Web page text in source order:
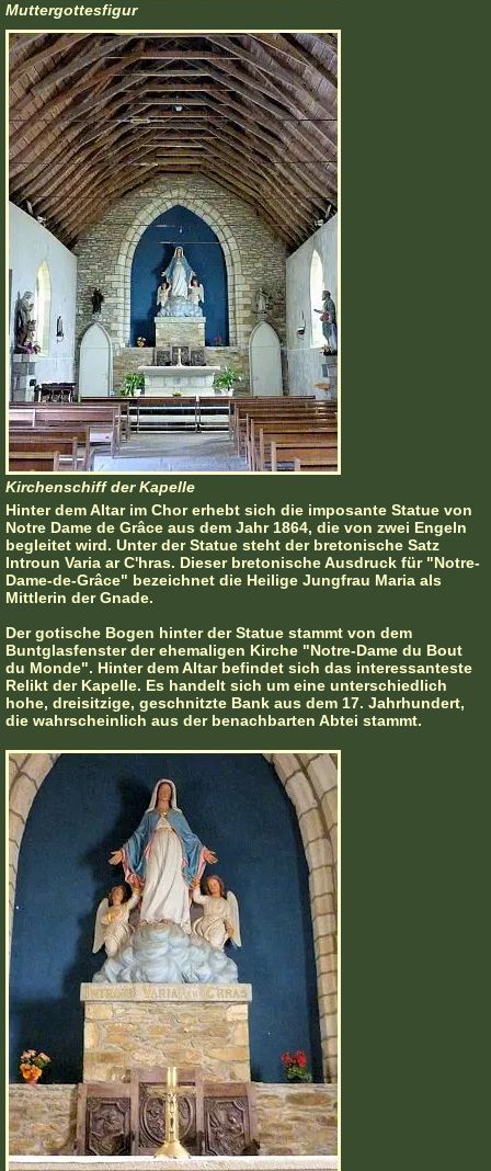
Muttergottesfigur
Kirchenschiff der Kapelle
Hinter dem Altar im Chor erhebt sich die imposante Statue von
Notre Dame de Grâce aus dem Jahr 1864, die von zwei Engeln
begleitet wird. Unter der Statue steht der bretonische Satz
Introun Varia ar C'hras. Dieser bretonische Ausdruck für "Notre-
Dame-de-Grâce" bezeichnet die Heilige Jungfrau Maria als
Mittlerin der Gnade.
Der gotische Bogen hinter der Statue stammt von dem
Buntglasfenster der ehemaligen Kirche "Notre-Dame du Bout
du Monde". Hinter dem Altar befindet sich das interessanteste
Relikt der Kapelle. Es handelt sich um eine unterschiedlich
hohe, dreisitzige, geschnitzte Bank aus dem 17. Jahrhundert,
die wahrscheinlich aus der benachbarten Abtei stammt.